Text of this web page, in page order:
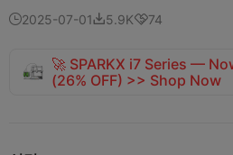
2025-07-015.9K74
🚀 SPARKX i7 Series —
(26% OFF) >> Shop Now